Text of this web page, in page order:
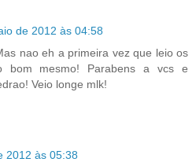
de 2012 às 04:58
nao eh a primeira vez que leio os
bom mesmo! Parabens a vcs e
Veio longe mlk!
2012 às 05:38